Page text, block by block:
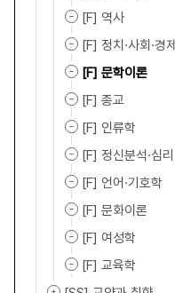
[F] 역사
[F] 정치·사회·경제
[F] 문학이론
[F] 종교
[F] 인류학
[F] 정신분석·심리
[F] 언어·기호학
[F] 문화이론
[F] 여성학
[F] 교육학